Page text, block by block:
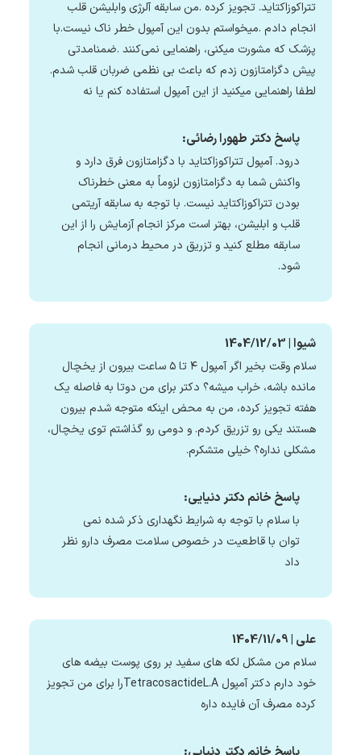
تتراکوزاکتاید. تجویز کرده .من سابقه آلرژی وابلیشن قلب
انجام دادم .میخواستم بدون این آمپول خطر ناک نیست.با
پزشک که مشورت میکنی، راهنمایی نمی‌کنند .ضمنامدتی
پیش دگزامتازون زدم که باعث بی نظمی ضربان قلب شدم.
لطفا راهنمایی میکنید از این آمپول استفاده کنم یا نه
پاسخ دکتر طهورا رضائی:
درود. آمپول تتراکوزاکتاید با دگزامتازون فرق دارد و
واکنش شما به دگزامتازون لزوماً به معنی خطرناک
بودن تتراکوزاکتاید نیست. با توجه به سابقه آریتمی
قلب و ابلیشن، بهتر است مرکز انجام آزمایش را از این
سابقه مطلع کنید و تزریق در محیط درمانی انجام
شود.
شیوا | 1404/12/03
سلام وقت بخیر اگر آمپول ۴ تا ۵ ساعت بیرون از یخچال
مانده باشه، خراب میشه؟ دکتر برای من دوتا به فاصله یک
هفته تجویز کرده، من به محض اینکه متوجه شدم بیرون
هستند یکی رو تزریق کردم. و دومی رو گذاشتم توی یخچال،
مشکلی نداره؟ خیلی متشکرم.
پاسخ خانم دکتر دنیایی:
با سلام با توجه به شرایط نگهداری ذکر شده نمی
توان با قاطعیت در خصوص سلامت مصرف دارو نظر
داد
علی | 1404/11/09
سلام من مشکل لکه های سفید بر روی پوست بیضه های
خود دارم دکتر آمپول TetracosactideL.Aرا برای من تجویز
کرده مصرف آن فایده داره